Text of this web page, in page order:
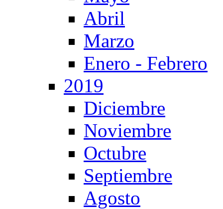
Abril
Marzo
Enero - Febrero
2019
Diciembre
Noviembre
Octubre
Septiembre
Agosto